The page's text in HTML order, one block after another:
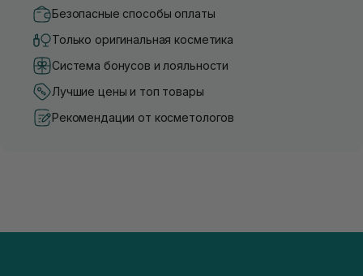
Безопасные способы оплаты
Только оригинальная косметика
Система бонусов и лояльности
Лучшие цены и топ товары
Рекомендации от косметологов